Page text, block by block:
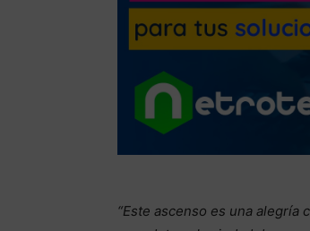
“Este ascenso es una